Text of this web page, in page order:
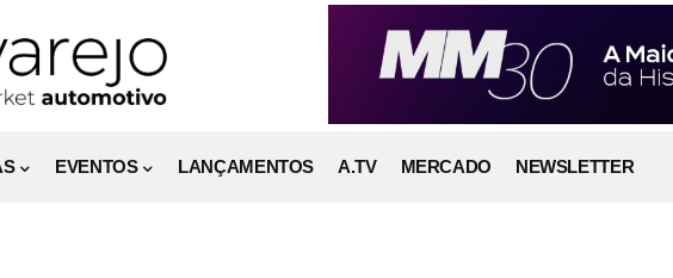
EVENTOS LANÇAMENTOS A.TV MERCADO NEWSLETTER